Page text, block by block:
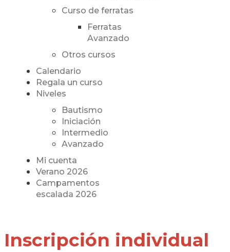
Curso de ferratas
Ferratas
Avanzado
Otros cursos
Calendario
Regala un curso
Niveles
Bautismo
Iniciación
Intermedio
Avanzado
Mi cuenta
Verano 2026
Campamentos
escalada 2026
Inscripción individual